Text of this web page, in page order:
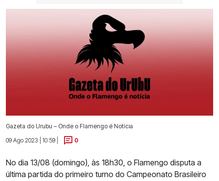
Gazeta do Urubu – Onde o Flamengo é Notícia
09 Ago 2023 | 10:59 |
0
No dia 13/08 (domingo), às 18h30, o Flamengo disputa a
última partida do primeiro turno do Campeonato Brasileiro